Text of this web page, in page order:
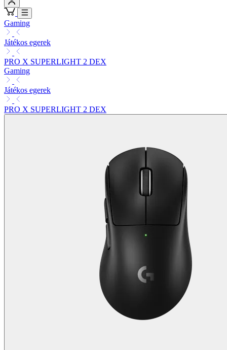
Gaming
Játékos egerek
PRO X SUPERLIGHT 2 DEX
Gaming
Játékos egerek
PRO X SUPERLIGHT 2 DEX